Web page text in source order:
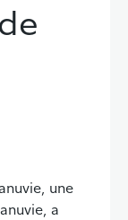
une
a